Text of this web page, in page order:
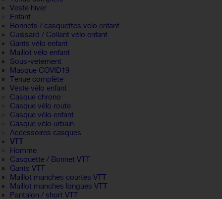
Veste hiver
Enfant
Bonnets / casquettes velo enfant
Cuissard / Collant vélo enfant
Gants vélo enfant
Maillot vélo enfant
Sous-vetement
Masque COVID19
Tenue complète
Veste vélo enfant
Casque chrono
Casque vélo route
Casque vélo enfant
Casque vélo urbain
Accessoires casques
VTT
Homme
Casquette / Bonnet VTT
Gants VTT
Maillot manches courtes VTT
Maillot manches longues VTT
Pantalon / short VTT